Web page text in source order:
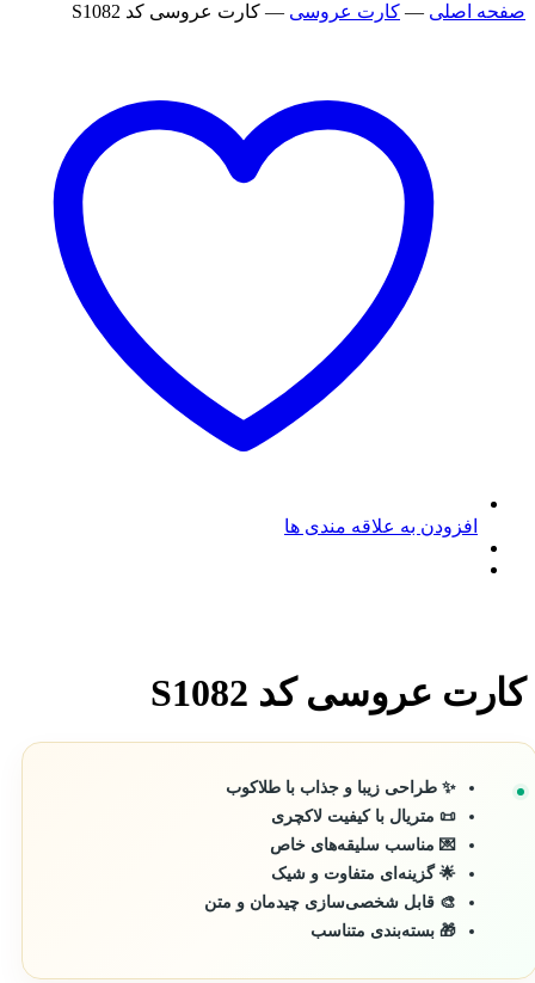
صفحه اصلی — کارت عروسی — کارت عروسی کد S1082
افزودن به علاقه مندی ها
کارت عروسی کد S1082
✨ طراحی زیبا و جذاب با طلاکوب
📜 متریال با کیفیت لاکچری
💌 مناسب سلیقه‌های خاص
🌟 گزینه‌ای متفاوت و شیک
🎨 قابل شخصی‌سازی چیدمان و متن
🎁 بسته‌بندی متناسب